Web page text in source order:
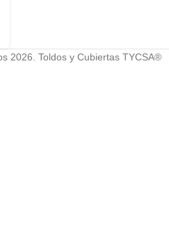
2026. Toldos y Cubiertas TYCSA®